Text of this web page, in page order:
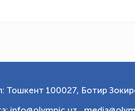
Тошкент 100027, Ботир